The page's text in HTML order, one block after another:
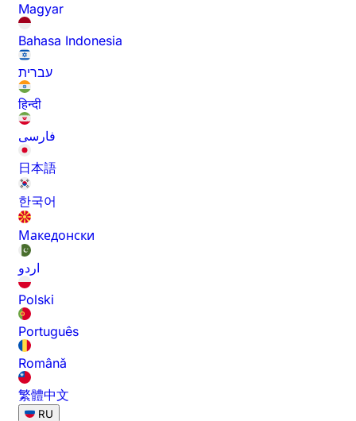
Magyar
Bahasa Indonesia
עברית
हिन्दी
فارسی
日本語
한국어
Македонски
اردو
Polski
Português
Română
繁體中文
RU